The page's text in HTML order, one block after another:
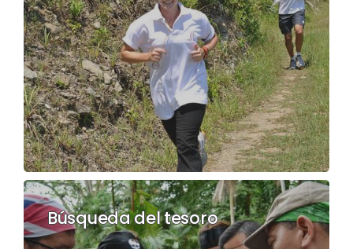
Búsqueda del tesoro